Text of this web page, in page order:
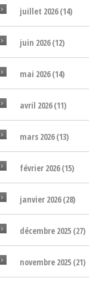
juillet 2026(14)
juin 2026(12)
mai 2026(14)
avril 2026(11)
mars 2026(13)
février 2026(15)
janvier 2026(28)
décembre 2025 (27)
novembre 2025 (21)